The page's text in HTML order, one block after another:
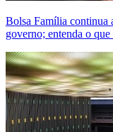
Bolsa Família continua
governo; entenda o que